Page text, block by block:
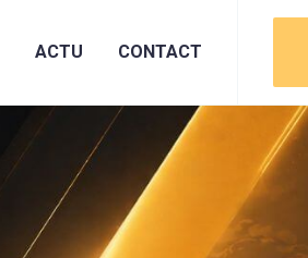
ACTU CONTACT